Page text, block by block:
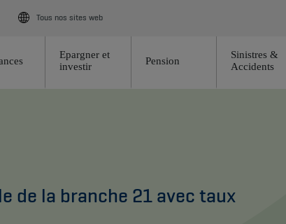
Tous nos sites web
Epargner et
investir
Pension
Sinistres &
Accidents
de la branche 21 avec taux